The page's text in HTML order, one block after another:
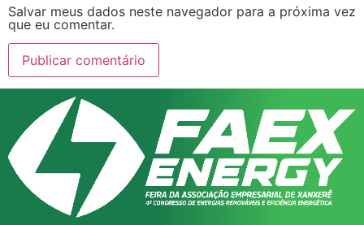
Salvar meus dados neste navegador para a próxima vez
que eu comentar.